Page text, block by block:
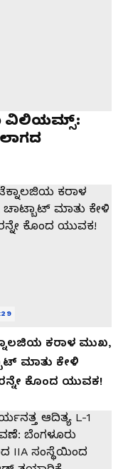
ವಿಲಿಯಮ್ಸ್:
ಕರಾಳ ಮುಖ,
ಮಾತು ಕೇಳಿ
ಕೊಂದ ಯುವಕ!